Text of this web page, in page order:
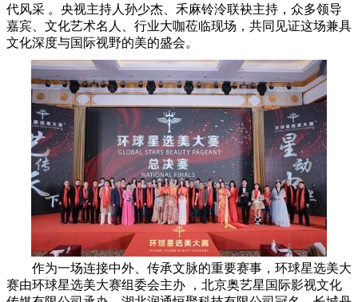
代风采 。央视主持人孙少杰、禾麻铃泠联袂主持，众多领导
嘉宾、文化艺术名人、行业大咖莅临现场，共同见证这场兼具
文化深度与国际视野的美的盛会。
作为一场连接中外、传承文脉的重要赛事，环球星选美大
赛由环球星选美大赛组委会主办 ，北京奥艺星国际影视文化